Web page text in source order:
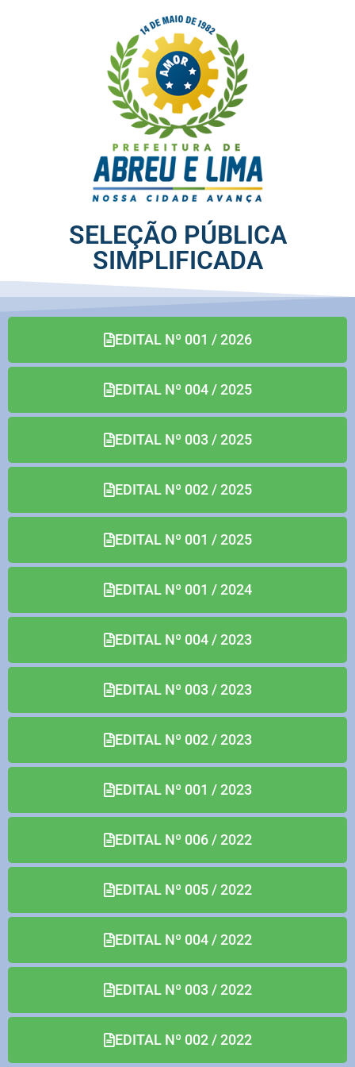
SELEÇÃO PÚBLICA
SIMPLIFICADA
EDITAL Nº 001 / 2026
EDITAL Nº 004 / 2025
EDITAL Nº 003 / 2025
EDITAL Nº 002 / 2025
EDITAL Nº 001 / 2025
EDITAL Nº 001 / 2024
EDITAL Nº 004 / 2023
EDITAL Nº 003 / 2023
EDITAL Nº 002 / 2023
EDITAL Nº 001 / 2023
EDITAL Nº 006 / 2022
EDITAL Nº 005 / 2022
EDITAL Nº 004 / 2022
EDITAL Nº 003 / 2022
EDITAL Nº 002 / 2022